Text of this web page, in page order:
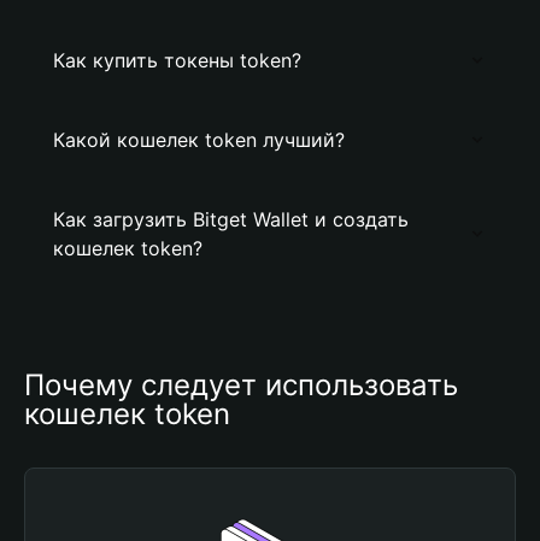
Как купить токены token?
Какой кошелек token лучший?
Как загрузить Bitget Wallet и создать
кошелек token?
Почему следует использовать
кошелек token